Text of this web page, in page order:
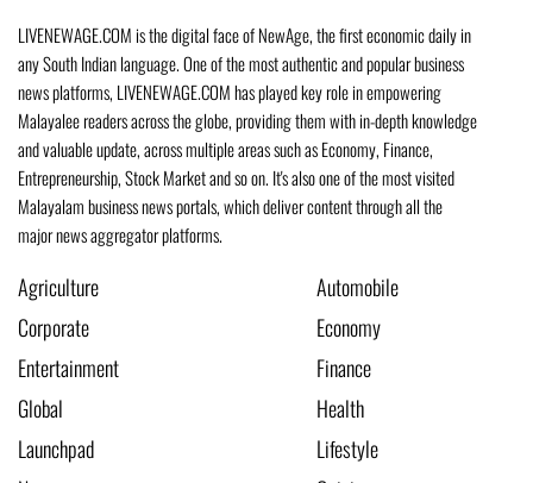
LIVENEWAGE.COM is the digital face of NewAge, the first economic daily in
any South Indian language. One of the most authentic and popular business
news platforms, LIVENEWAGE.COM has played key role in empowering
Malayalee readers across the globe, providing them with in-depth knowledge
and valuable update, across multiple areas such as Economy, Finance,
Entrepreneurship, Stock Market and so on. It's also one of the most visited
Malayalam business news portals, which deliver content through all the
major news aggregator platforms.
Agriculture
Automobile
Corporate
Economy
Entertainment
Finance
Global
Health
Launchpad
Lifestyle